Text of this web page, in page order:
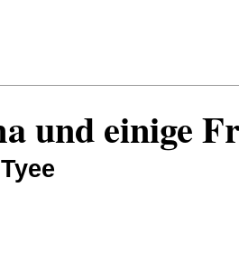
und einige